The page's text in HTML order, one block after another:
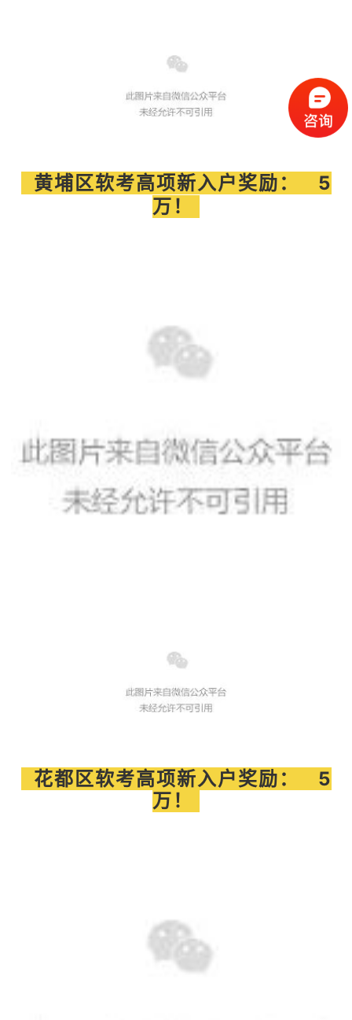
黄埔区软考高项新入户奖励： 5
万！
花都 区软考高项新入户奖励： 5
万！